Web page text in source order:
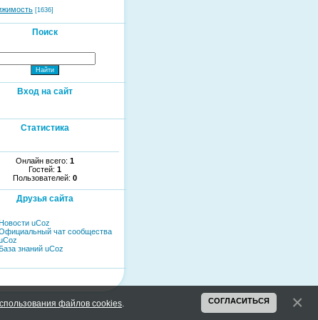
[1636]
Поиск
Вход на сайт
Статистика
Онлайн всего: 1
Гостей: 1
Пользователей: 0
Друзья сайта
uCoz
чат сообщества
знаний uCoz
файлов cookies СОГЛАСИТЬСЯ